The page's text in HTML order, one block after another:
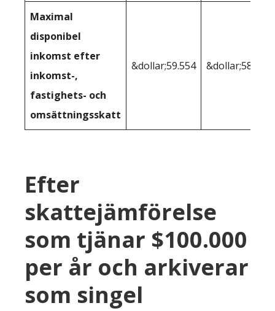
Maximal
disponibel
inkomst efter
inkomst-,
fastighets- och
omsättningsskatt
&dollar;59.554 &dollar;58.299
Efter
skattejämförelse
som tjänar $100.000
per år och arkiverar
som singel